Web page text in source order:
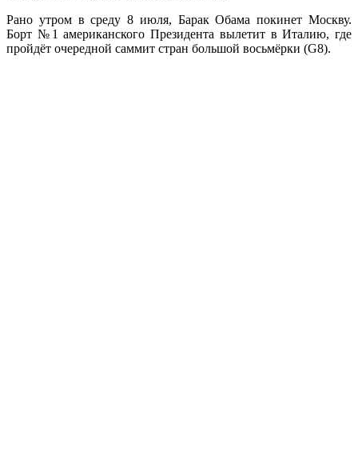
Рано утром в среду 8 июля, Барак Обама покинет Москву.
Борт №1 американского Президента вылетит в Италию, где
пройдёт очередной саммит стран большой восьмёрки (G8).